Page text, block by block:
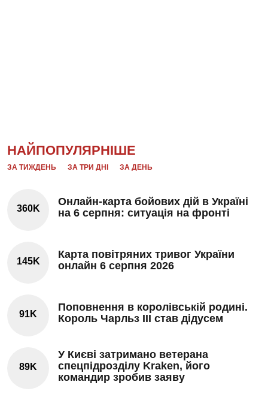
НАЙПОПУЛЯРНІШЕ
ЗА ТИЖДЕНЬ ЗА ТРИ ДНІ ЗА ДЕНЬ
360K
Онлайн-карта бойових дій в Україні
на 6 серпня: ситуація на фронті
145K
Карта повітряних тривог України
онлайн 6 серпня 2026
91K
Поповнення в королівській родині.
Король Чарльз III став дідусем
89K
У Києві затримано ветерана
спецпідрозділу Kraken, його
командир зробив заяву